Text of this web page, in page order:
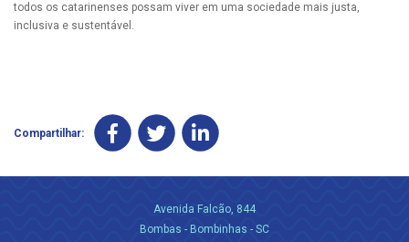
todos os catarinenses possam viver em uma sociedade mais justa,
inclusiva e sustentável.
Compartilhar:
Avenida Falcão, 844
Bombas - Bombinhas - SC